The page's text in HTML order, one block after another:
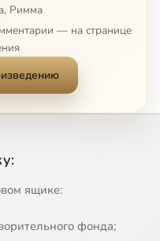
ситуации
к нему
ценностях
Римма
— на странице
ящике:
фонда;